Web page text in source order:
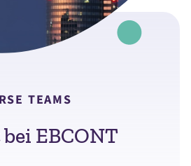
TEAMS
EBCONT